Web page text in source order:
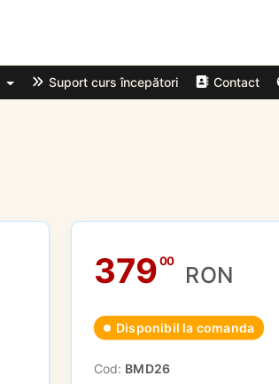
Suport curs începători Contact
37900
RON
Disponibil la comanda
Cod: BMD26